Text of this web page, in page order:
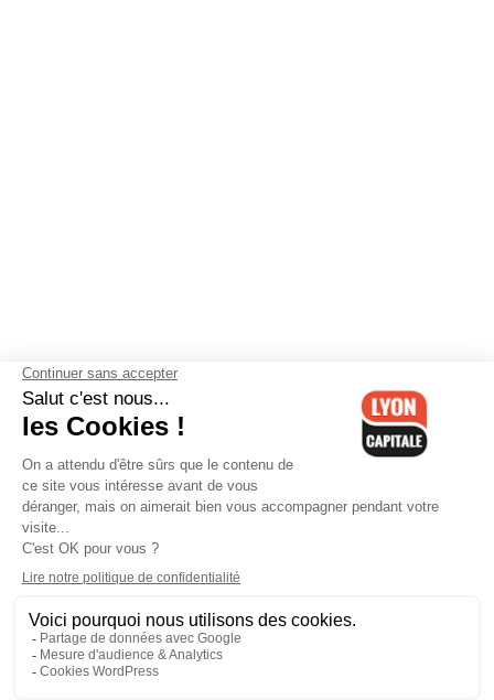
Contactez-nous-Mentions légales-CGV-Politique de
confidentialité-Gestion des cookies